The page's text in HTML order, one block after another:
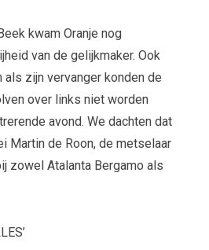
kwam Oranje nog
van de gelijkmaker. Ook
zijn vervanger konden de
over links niet worden
avond. We dachten dat
Martin de Roon, de metselaar
zowel Atalanta Bergamo als